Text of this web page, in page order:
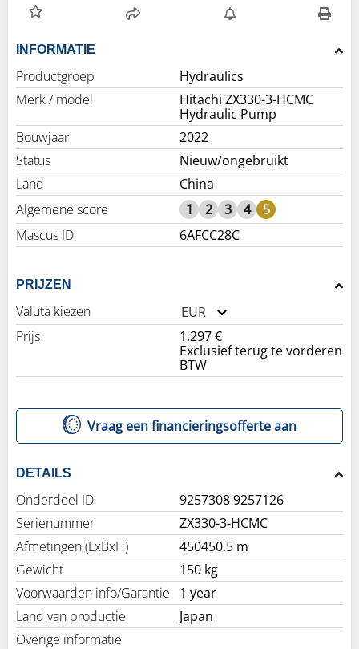
INFORMATIE
Productgroep
Hydraulics
Merk / model
Hitachi ZX330-3-HCMC
Hydraulic Pump
Bouwjaar
2022
Status
Nieuw/ongebruikt
Land
China
Algemene score
1 2 3 4
5
Mascus ID
6AFCC28C
PRIJZEN
Valuta kiezen
EUR
Prijs
1.297 €
Exclusief terug te vorderen
BTW
Vraag een financieringsofferte aan
DETAILS
Onderdeel ID
9257308 9257126
Serienummer
ZX330-3-HCMC
Afmetingen (LxBxH)
450450.5 m
Gewicht
150 kg
Voorwaarden info/Garantie
1 year
Land van productie
Japan
Overige informatie